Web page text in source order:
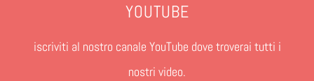
YOUTUBE
iscriviti al nostro canale YouTube dove troverai tutti i
nostri video.